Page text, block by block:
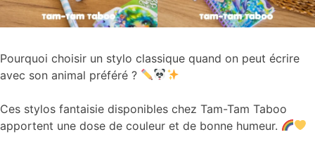
Pourquoi choisir un stylo classique quand on peut écrire
avec son animal préféré ?
Ces stylos fantaisie disponibles chez Tam-Tam Taboo
apportent une dose de couleur et de bonne humeur.